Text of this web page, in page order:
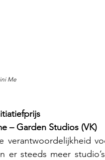
Me
– Garden Studios (VK)
verantwoordelijkheid
er steeds meer